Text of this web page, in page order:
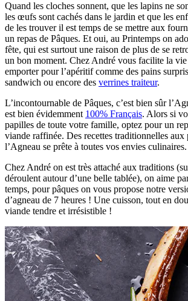
Quand les cloches sonnent, que les lapins ne
les œufs sont cachés dans le jardin et que les
de les trouver il est temps de se mettre aux
un repas de Pâques. Et oui, au Printemps on
fête, qui est surtout une raison de plus de se
un bon moment. Chez André vous facilite la vie
emporter pour l’apéritif comme des pains
sandwich ou encore des verrines traiteur.
L’incontournable de Pâques, c’est bien sûr
est bien évidemment 100% Français. Alors si
papilles de toute votre famille, optez pour un
viande raffinée. Des recettes traditionnelles aux
l’Agneau se prête à toutes vos envies culinaires.
Chez André on est très attaché aux traditions
déroulent autour d’une belle tablée), on aime
temps, pour pâques on vous propose notre
d’agneau de 7 heures ! Une cuisson, tout en
viande tendre et irrésistible !